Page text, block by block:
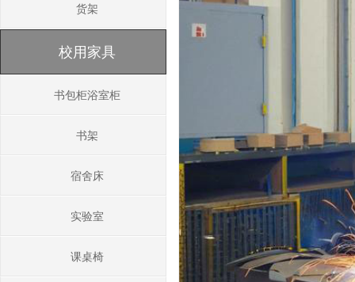
货架
校用家具
书包柜浴室柜
书架
宿舍床
实验室
课桌椅